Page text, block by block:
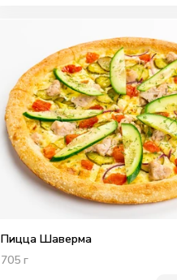
Пицца Шаверма
705 г